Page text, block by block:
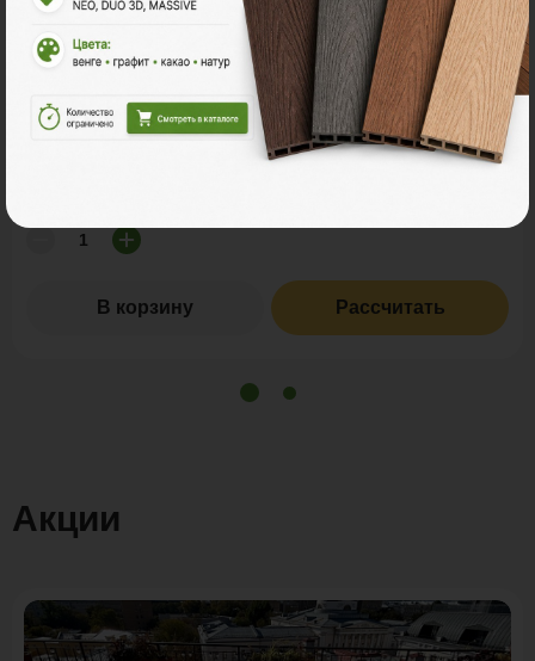
POLYWOOD™ ШТАКЕТНИК
пог. м.
В корзину Рассчитать
Акции